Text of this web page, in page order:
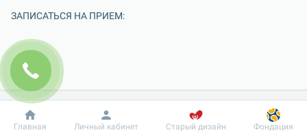
ЗАПИСАТЬСЯ НА ПРИЕМ:
Добробут Информация Пациенту
Главная Личный кабинет Старый дизайн Фондация